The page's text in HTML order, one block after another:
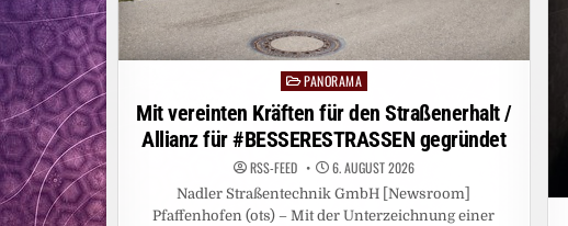
Posted
in
PANORAMA
Mit vereinten Kräften für den Straßenerhalt /
Allianz für #BESSERESTRASSEN gegründet
RSS-FEED 6. AUGUST 2026
Nadler Straßentechnik GmbH [Newsroom]
Pfaffenhofen (ots) – Mit der Unterzeichnung einer